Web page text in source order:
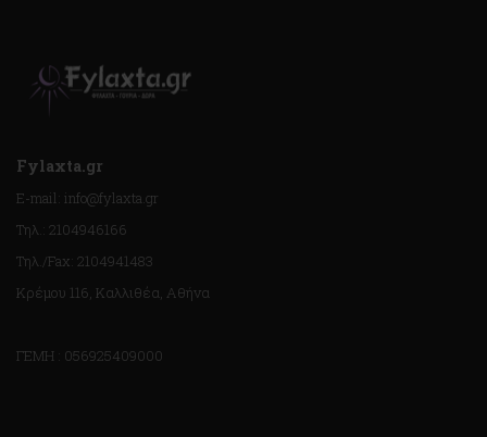
Fylaxta.gr
E-mail: info@fylaxta.gr
Τηλ.: 2104946166
Τηλ./Fax: 2104941483
Κρέμου 116, Καλλιθέα, Αθήνα
ΓΕΜΗ : 056925409000